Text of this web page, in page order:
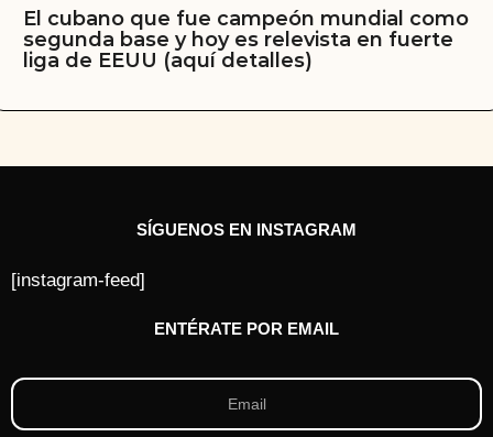
El cubano que fue campeón mundial como
segunda base y hoy es relevista en fuerte
liga de EEUU (aquí detalles)
SÍGUENOS EN INSTAGRAM
[instagram-feed]
ENTÉRATE POR EMAIL